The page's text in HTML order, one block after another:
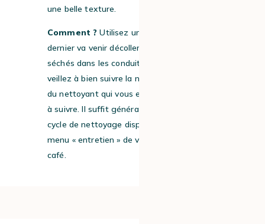
une belle texture.
Comment ? Utilisez un
dernier va venir décoller les résidus de lait
séchés dans les conduits. Pour ce faire,
veillez à bien suivre la notice d’utilisation
du nettoyant qui vous expliquera la marche
à suivre. Il suffit généralement de lancer le
cycle de nettoyage disponible dans le
menu « entretien » de votre machine à
café.